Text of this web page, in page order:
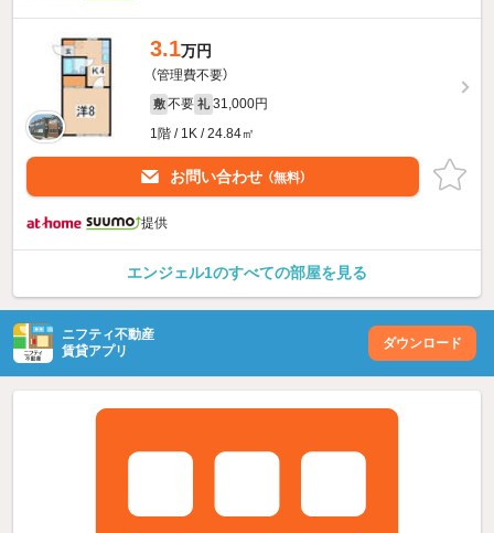
3.1万円
（管理費不要）
敷 不要 礼 31,000円
1階 / 1K / 24.84㎡
お問い合わせ （無料）
提供
エンジェル1のすべての部屋を見る
ニフティ不動産
賃貸アプリ
ダウンロード